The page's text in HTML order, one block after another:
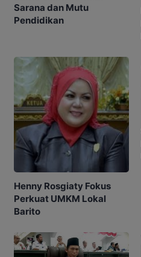
Sarana dan Mutu
Pendidikan
Henny Rosgiaty Fokus
Perkuat UMKM Lokal
Barito